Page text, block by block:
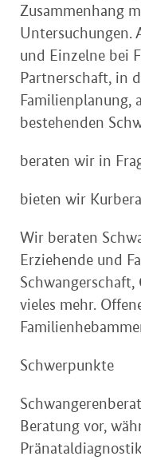
Zusammenhang
Untersuchungen.
und Einzelne bei
Partnerschaft, in
Familienplanung,
bestehenden
beraten wir in
bieten wir
Wir beraten
Erziehende und
vieles mehr.
Schwerpunkte
Beratung vor,
Pränataldiagnostik